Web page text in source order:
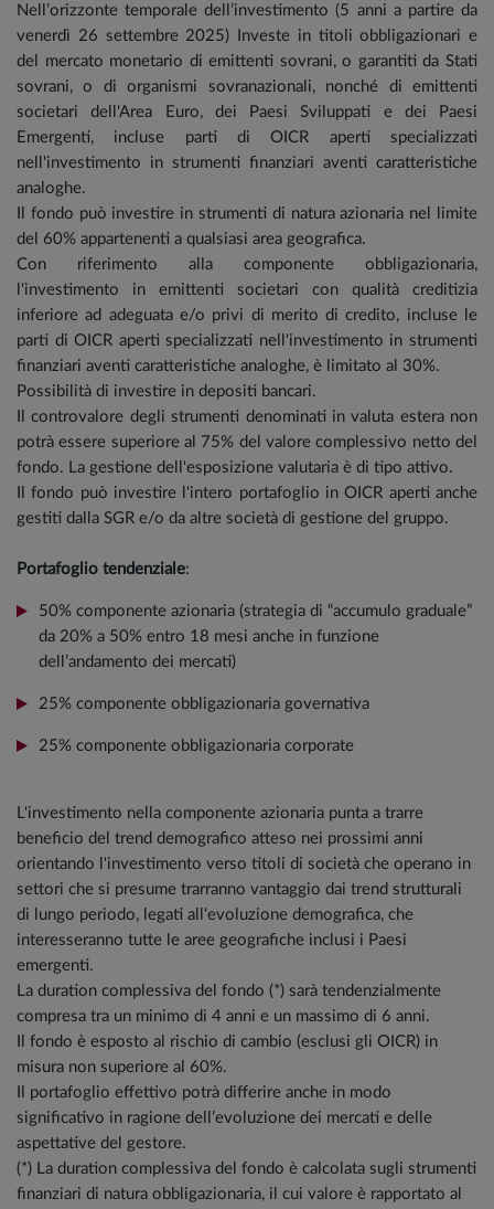
Nell’orizzonte temporale dell’investimento (5 anni a partire da
venerdì 26 settembre 2025) Investe in titoli obbligazionari e
del mercato monetario di emittenti sovrani, o garantiti da Stati
sovrani, o di organismi sovranazionali, nonché di emittenti
societari dell'Area Euro, dei Paesi Sviluppati e dei Paesi
Emergenti, incluse parti di OICR aperti specializzati
nell'investimento in strumenti finanziari aventi caratteristiche
analoghe.
Il fondo può investire in strumenti di natura azionaria nel limite
del 60% appartenenti a qualsiasi area geografica.
Con riferimento alla componente obbligazionaria,
l'investimento in emittenti societari con qualità creditizia
inferiore ad adeguata e/o privi di merito di credito, incluse le
parti di OICR aperti specializzati nell'investimento in strumenti
finanziari aventi caratteristiche analoghe, è limitato al 30%.
Possibilità di investire in depositi bancari.
Il controvalore degli strumenti denominati in valuta estera non
potrà essere superiore al 75% del valore complessivo netto del
fondo. La gestione dell'esposizione valutaria è di tipo attivo.
Il fondo può investire l'intero portafoglio in OICR aperti anche
gestiti dalla SGR e/o da altre società di gestione del gruppo.
Portafoglio tendenziale:
50% componente azionaria (strategia di “accumulo graduale”
da 20% a 50% entro 18 mesi anche in funzione
dell’andamento dei mercati)
25% componente obbligazionaria governativa
25% componente obbligazionaria corporate
L'investimento nella componente azionaria punta a trarre
beneficio del trend demografico atteso nei prossimi anni
orientando l'investimento verso titoli di società che operano in
settori che si presume trarranno vantaggio dai trend strutturali
di lungo periodo, legati all'evoluzione demografica, che
interesseranno tutte le aree geografiche inclusi i Paesi
emergenti.
La duration complessiva del fondo (*) sarà tendenzialmente
compresa tra un minimo di 4 anni e un massimo di 6 anni.
Il fondo è esposto al rischio di cambio (esclusi gli OICR) in
misura non superiore al 60%.
Il portafoglio effettivo potrà differire anche in modo
significativo in ragione dell’evoluzione dei mercati e delle
aspettative del gestore.
(*) La duration complessiva del fondo è calcolata sugli strumenti
finanziari di natura obbligazionaria, il cui valore è rapportato al